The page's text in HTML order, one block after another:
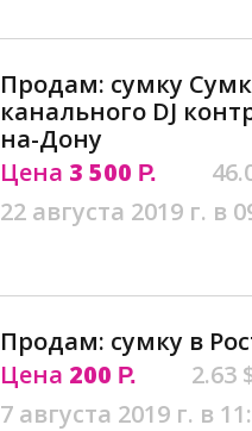
Продам: сумку
канального DJ
на-Дону
Цена 3 500 Р.
22 августа 2019 г. в
Продам: сумку в
Цена 200 Р.
2.63
7 августа 2019 г. в